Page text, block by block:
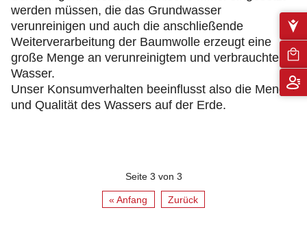
werden müssen, die das Grundwasser
verunreinigen und auch die anschließende
Weiterverarbeitung der Baumwolle erzeugt eine
große Menge an verunreinigtem und verbrauchtem
Wasser.
Unser Konsumverhalten beeinflusst also die Menge
und Qualität des Wassers auf der Erde.
Seite 3 von 3
« Anfang Zurück